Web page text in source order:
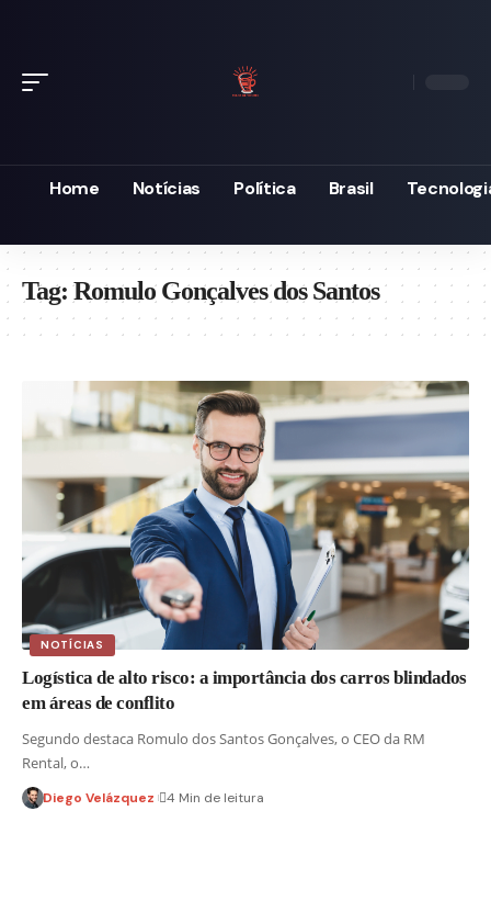
Home Notícias Política Brasil
Tag:Romulo Gonçalves dos Santos
NOTÍCIAS
Logística de alto risco: a importância dos carros blindados
em áreas de conflito
Segundo destaca Romulo dos Santos Gonçalves, o CEO da RM
Rental, o…
Diego Velázquez 4 Min de leitura